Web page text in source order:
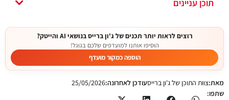
תוכן עניינים
רוצים לראות יותר תכנים של ג'ון ברייס בנושאי AI והייטק?
הוסיפו אותנו למועדפים שלכם בגוגל!
הוספה כמקור מועדף
מאת:צוות התוכן של ג'ון ברייסעודכן לאחרונה:25/05/2026
שתפו: